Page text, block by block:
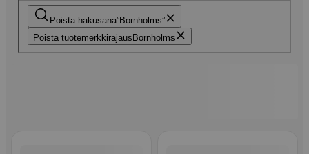
Poista hakusana Bornholms
Poista tuotemerkkirajaus Bornholms